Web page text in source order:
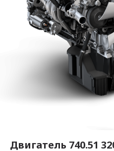
Двигатель 740.51